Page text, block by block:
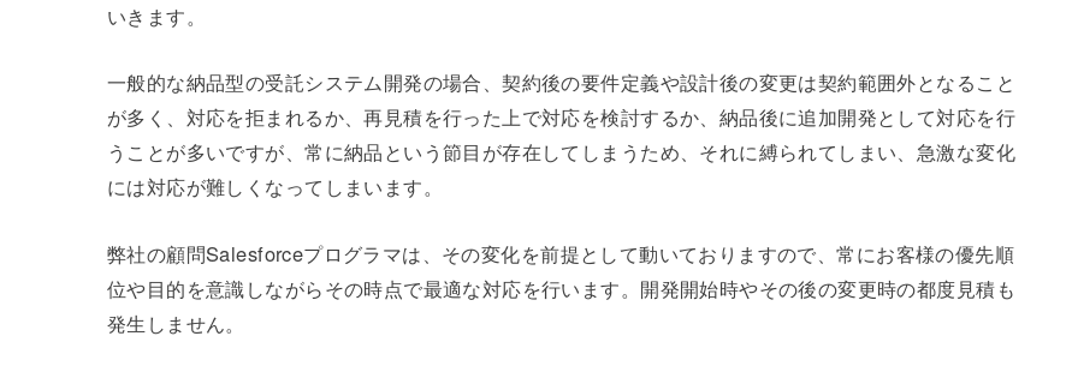
いきます。
一般的な納品型の受託システム開発の場合、契約後の要件定義や設計後の変更は契約範囲外となること
が多く、対応を拒まれるか、再見積を行った上で対応を検討するか、納品後に追加開発として対応を行
うことが多いですが、常に納品という節目が存在してしまうため、それに縛られてしまい、急激な変化
には対応が難しくなってしまいます。
弊社の顧問Salesforceプログラマは、その変化を前提として動いておりますので、常にお客様の優先順
位や目的を意識しながらその時点で最適な対応を行います。開発開始時やその後の変更時の都度見積も
発生しません。